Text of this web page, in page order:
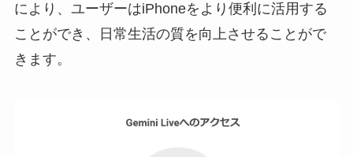
により、ユーザーはiPhoneをより便利に活用する
ことができ、日常生活の質を向上させることがで
きます。